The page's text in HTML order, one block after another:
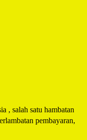
, salah satu hambatan
pembayaran,